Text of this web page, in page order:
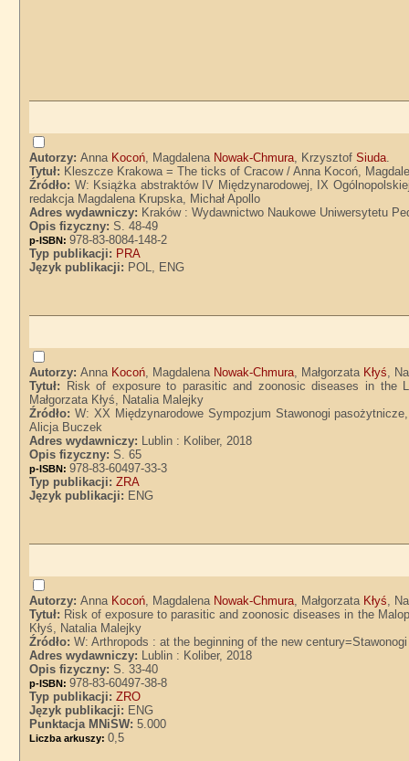
Autorzy:Anna Kocoń, Magdalena Nowak-Chmura, KrzysztofSiuda.
Tytuł: Kleszcze Krakowa = The ticks of Cracow / Anna Kocoń,
Źródło: W: Książka abstraktów IV Międzynarodowej, IX
redakcja Magdalena Krupska, Michał Apollo
Adres wydawniczy: Kraków : Wydawnictwo Naukowe Uniwersytetu
Opis fizyczny:S. 48-49
p-ISBN:978-83-8084-148-2
Typ publikacji: PRA
Język publikacji: POL, ENG
Autorzy:Anna Kocoń, Magdalena Nowak-Chmura, Małgorzata Kłyś,
Tytuł:
Risk of exposure to parasitic and zoonosic diseases in the
Małgorzata Kłyś, Natalia Malejky
Źródło:W: XX Międzynarodowe Sympozjum Stawonogi
Alicja Buczek
Adres wydawniczy: Lublin : Koliber, 2018
Opis fizyczny:S. 65
p-ISBN:978-83-60497-33-3
Typ publikacji:ZRA
Język publikacji: ENG
Autorzy:Anna Kocoń, Magdalena Nowak-Chmura, Małgorzata Kłyś,
Tytuł: Risk of exposure to parasitic and zoonosic diseases in the
Kłyś, Natalia Malejky
Źródło:W: Arthropods : at the beginning of the new
Adres wydawniczy: Lublin : Koliber, 2018
Opis fizyczny:S. 33-40
p-ISBN:978-83-60497-38-8
Typ publikacji:ZRO
Język publikacji: ENG
Punktacja MNiSW:5.000
Liczba arkuszy:0,5